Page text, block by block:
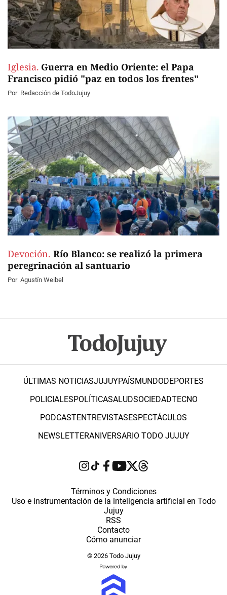
Iglesia. Guerra en Medio Oriente: el Papa
Francisco pidió "paz en todos los frentes"
Por Redacción de TodoJujuy
Devoción. Río Blanco: se realizó la primera
peregrinación al santuario
Por Agustín Weibel
ÚLTIMAS NOTICIASJUJUYPAÍSMUNDODEPORTES
POLICIALESPOLÍTICASALUDSOCIEDADTECNO
PODCASTENTREVISTASESPECTÁCULOS
NEWSLETTERANIVERSARIO TODO JUJUY
Términos y Condiciones
Uso e instrumentación de la inteligencia artificial en Todo
Jujuy
RSS
Contacto
Cómo anunciar
© 2026 Todo Jujuy